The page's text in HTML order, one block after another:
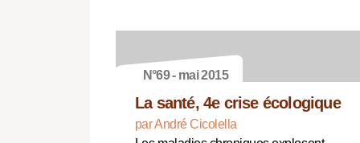
N°69 - mai 2015
La santé, 4e crise écologique
par André Cicolella